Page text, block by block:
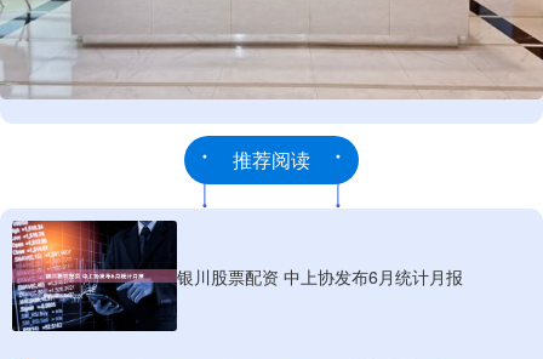
推荐阅读
银川股票配资 中上协发布6月统计月报